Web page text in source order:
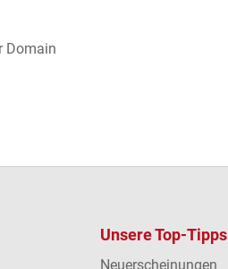
Domain
Unsere Top-Tipps
Neuerscheinungen